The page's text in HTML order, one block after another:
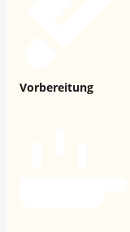
Vorbereitung